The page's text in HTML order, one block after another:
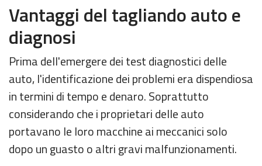
Vantaggi del tagliando auto e
diagnosi
Prima dell'emergere dei test diagnostici delle
auto, l'identificazione dei problemi era dispendiosa
in termini di tempo e denaro. Soprattutto
considerando che i proprietari delle auto
portavano le loro macchine ai meccanici solo
dopo un guasto o altri gravi malfunzionamenti.